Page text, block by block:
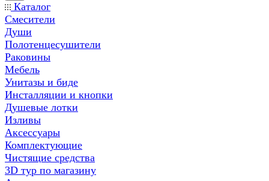
Каталог
Смесители
Души
Полотенцесушители
Раковины
Мебель
Унитазы и биде
Инсталляции и кнопки
Душевые лотки
Изливы
Аксессуары
Комплектующие
Чистящие средства
3D тур по магазину